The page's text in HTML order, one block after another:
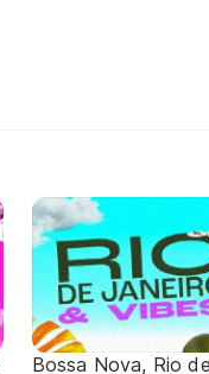
Bossa Nova, Rio